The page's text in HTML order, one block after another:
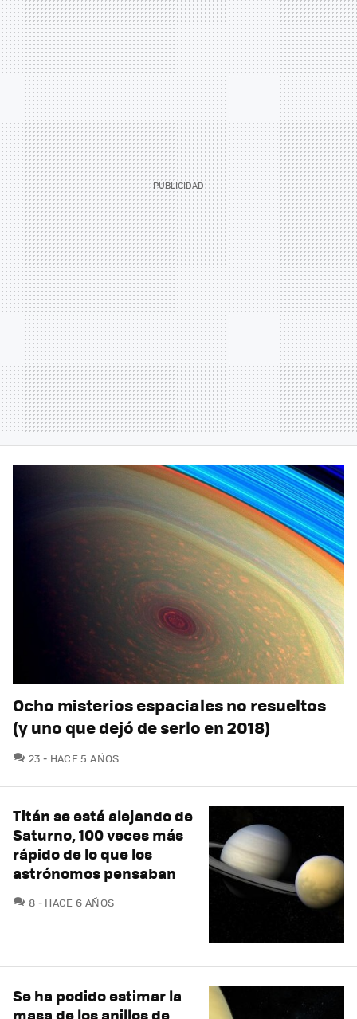
Ocho misterios espaciales no resueltos
(y uno que dejó de serlo en 2018)
23 COMENTARIOS
HACE 5 AÑOS
Titán se está alejando de
Saturno, 100 veces más
rápido de lo que los
astrónomos pensaban
8 COMENTARIOS
HACE 6 AÑOS
Se ha podido estimar la
masa de los anillos de